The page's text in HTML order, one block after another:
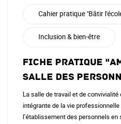
Cahier pratique "Bâtir
Inclusion & bien-être
Fiche pratique
salle des
La salle de travail et de
intégrante de la vie
l’établissement des personnels